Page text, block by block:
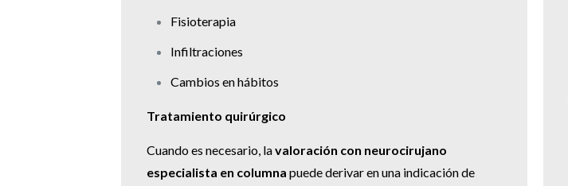
Fisioterapia
Infiltraciones
Cambios en hábitos
Tratamiento quirúrgico
Cuando es necesario, lavaloración con neurocirujano
especialista en columna puede derivar en una indicación de